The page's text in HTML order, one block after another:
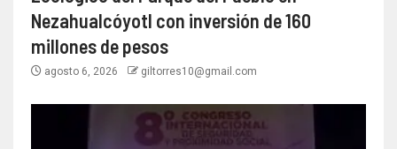
Nezahualcóyotl con inversión de 160
millones de pesos
agosto 6, 2026 giltorres10@gmail.com